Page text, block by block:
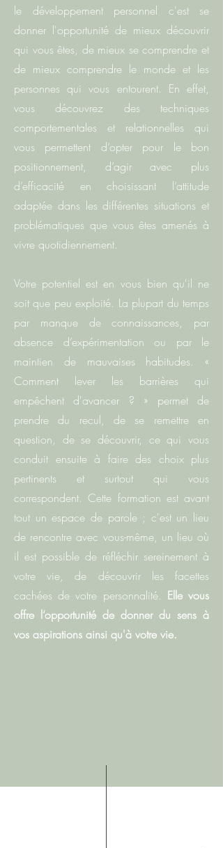
le développement personnel c'est se
donner l'opportunité de mieux découvrir
qui vous êtes, de mieux se comprendre et
de mieux comprendre le monde et les
personnes qui vous entourent. En effet,
vous découvrez des techniques
comportementales et relationnelles qui
vous permettent d’opter pour le bon
positionnement, d’agir avec plus
d’efficacité en choisissant l’attitude
adaptée dans les différentes situations et
problématiques que vous êtes amenés à
vivre quotidiennement.
Votre potentiel est en vous bien qu'il ne
soit que peu exploité. La plupart du temps
par manque de connaissances, par
absence d’expérimentation ou par le
maintien de mauvaises habitudes. «
Comment lever les barrières qui
empêchent d'avancer ? » permet de
prendre du recul, de se remettre en
question, de se découvrir, ce qui vous
conduit ensuite à faire des choix plus
pertinents et surtout qui vous
correspondent. Cette formation est avant
tout un espace de parole ; c'est un lieu
de rencontre avec vous-même, un lieu où
il est possible de réfléchir sereinement à
votre vie, de découvrir les facettes
cachées de votre personnalité. Elle vous
offre l’opportunité de donner du sens à
vos aspirations ainsi qu'à votre vie.